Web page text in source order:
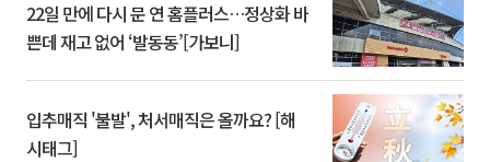
22일 만에 다시 문 연 홈플러스…정상화 바
쁜데 재고 없어 ‘발동동’[가보니]
입추매직 '불발', 처서매직은 올까요? [해
시태그]